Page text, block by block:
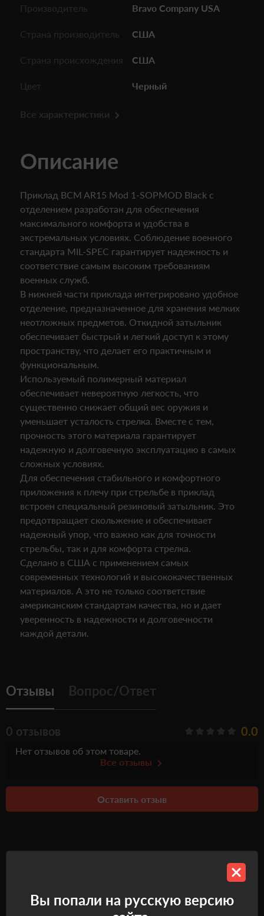
Производитель Bravo Company USA
Страна производитель США
Страна происхождения США
Цвет Черный
Все характеристики
Описание
Приклад BCM AR15 Mod 1-SOPMOD Black с
отделением разработан для обеспечения
максимального комфорта и удобства в
экстремальных условиях. Соблюдение военного
стандарта MIL-SPEC гарантирует надежность и
соответствие самым высоким требованиям
военных служб.
В нижней части приклада интегрировано удобное
отделение, предназначенное для хранения мелких
неотложных предметов. Откидной затыльник
обеспечивает быстрый и легкий доступ к этому
пространству, что делает его практичным и
функциональным.
Используемый полимерный материал
обеспечивает невероятную легкость, что
существенно снижает общий вес оружия и
уменьшает усталость стрелка. Вместе с тем,
прочность этого материала гарантирует
надежную и долговечную эксплуатацию в самых
сложных условиях.
Для обеспечения стабильного и комфортного
приложения к плечу при стрельбе в приклад
встроен специальный резиновый затыльник. Это
предотвращает скольжение и обеспечивает
надежный упор, что важно как для точности
стрельбы, так и для комфорта стрелка.
Сделано в США с применением самых
современных технологий и высококачественных
материалов. А это не только соответствие
американским стандартам качества, но и дает
уверенность в надежности и долговечности
каждой детали.
Отзывы Вопрос/Ответ
0 отзывов 0.0
Нет отзывов об этом товаре.
Все отзывы
Оставить отзыв
Вы попали на русскую версию